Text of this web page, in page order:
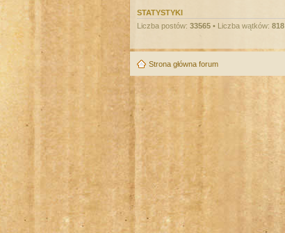
STATYSTYKI
Liczba postów: 33565 • Liczba wątków: 818
Strona główna forum